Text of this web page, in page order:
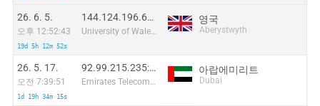
26. 6. 5.
오후 12:52:43
19d 5h 12m 52s
144.124.196.69:30850
University of Wales - Aberystwyth
영국
Aberystwyth
26. 5. 17.
오전 7:39:51
1d 19h 34m 15s
92.99.215.235:58856
Emirates Telecommunications Corporation
아랍에미리트
Dubai